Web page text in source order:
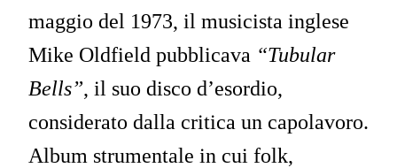
maggio del 1973, il musicista inglese
Mike Oldfield pubblicava “Tubular
Bells”, il suo disco d’esordio,
considerato dalla critica un capolavoro.
Album strumentale in cui folk,